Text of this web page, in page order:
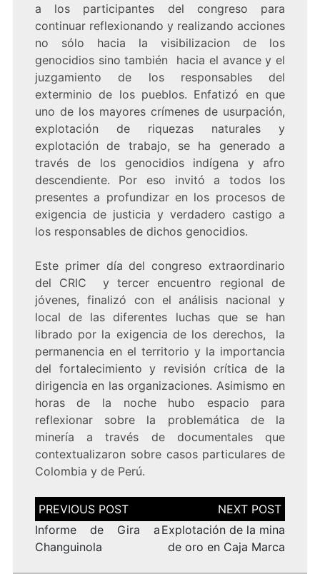
a los participantes del congreso para
continuar reflexionando y realizando acciones
no sólo hacia la visibilizacion de los
genocidios sino también hacia el avance y el
juzgamiento de los responsables del
exterminio de los pueblos. Enfatizó en que
uno de los mayores crímenes de usurpación,
explotación de riquezas naturales y
explotación de trabajo, se ha generado a
través de los genocidios indígena y afro
descendiente. Por eso invitó a todos los
presentes a profundizar en los procesos de
exigencia de justicia y verdadero castigo a
los responsables de dichos genocidios.
Este primer día del congreso extraordinario
del CRIC y tercer encuentro regional de
jóvenes, finalizó con el análisis nacional y
local de las diferentes luchas que se han
librado por la exigencia de los derechos, la
permanencia en el territorio y la importancia
del fortalecimiento y revisión crítica de la
dirigencia en las organizaciones. Asimismo en
horas de la noche hubo espacio para
reflexionar sobre la problemática de la
minería a través de documentales que
contextualizaron sobre casos particulares de
Colombia y de Perú.
Navegación
de
entradas
Informe de Gira a
Changuinola
Explotación de la mina
de oro en Caja Marca